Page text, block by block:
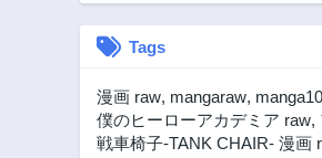
Tags
漫画 raw, mangaraw,
僕のヒーローアカデミア raw,
戦車椅子-TANK CHAIR- 漫画